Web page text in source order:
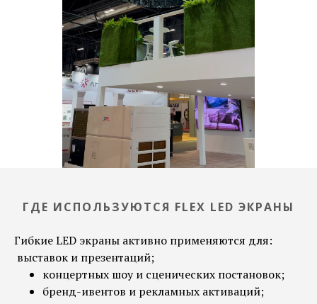
ГДЕ ИСПОЛЬЗУЮТСЯ FLEX LED ЭКРАНЫ
Гибкие LED экраны активно применяются для:
выставок и презентаций;
концертных шоу и сценических постановок;
бренд-ивентов и рекламных активаций;